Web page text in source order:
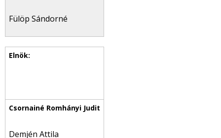
Fülöp Sándorné
Demjén Attila